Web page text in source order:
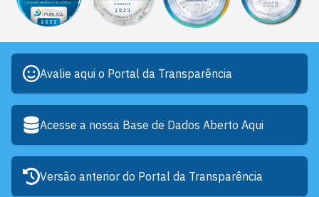
Avalie aqui o Portal da Transparência
Acesse a nossa Base de Dados Aberto Aqui
Versão anterior do Portal da Transparência